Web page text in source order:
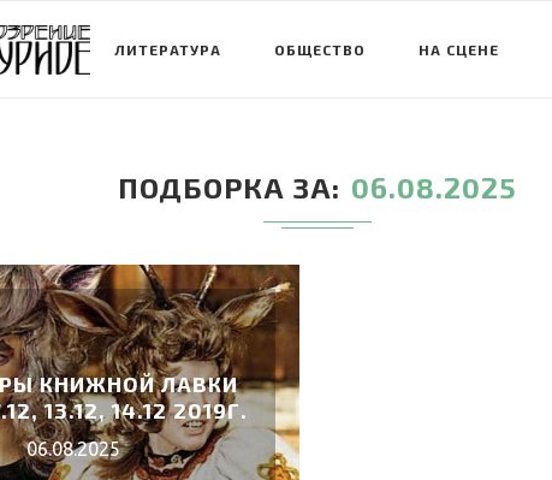
ЛИТЕРАТУРА ОБЩЕСТВО НА СЦЕНЕ
ПОДБОРКА ЗА 06.08.2025
КНИЖНОЙ ЛАВКИ
13.12, 14.12 2019Г.
06.08.2025